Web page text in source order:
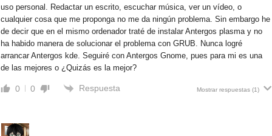
uso personal. Redactar un escrito, escuchar música, ver un vídeo, o
cualquier cosa que me proponga no me da ningún problema. Sin embargo he
de decir que en el mismo ordenador traté de instalar Antergos plasma y no
ha habido manera de solucionar el problema con GRUB. Nunca logré
arrancar Antergos kde. Seguiré con Antergos Gnome, pues para mi es una
de las mejores o ¿Quizás es la mejor?
0 0 Respuesta Mostrar respuestas (1)